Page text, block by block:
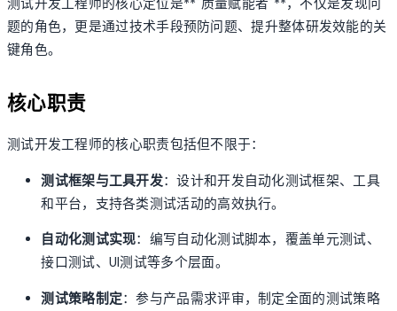
测试开发工程师的核心定位是**"质量赋能者"**，不仅是发现问
题的角色，更是通过技术手段预防问题、提升整体研发效能的关
键角色。
核心职责
测试开发工程师的核心职责包括但不限于：
测试框架与工具开发：设计和开发自动化测试框架、工具
和平台，支持各类测试活动的高效执行。
自动化测试实现：编写自动化测试脚本，覆盖单元测试、
接口测试、UI测试等多个层面。
测试策略制定：参与产品需求评审，制定全面的测试策略